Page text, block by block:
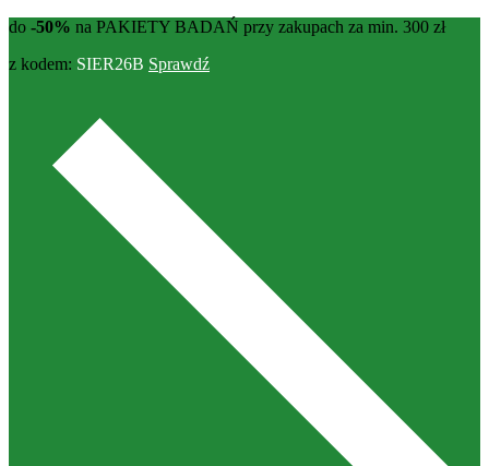
do -50% na PAKIETY BADAŃ przy zakupach za min. 300 zł
z kodem: SIER26B Sprawdź